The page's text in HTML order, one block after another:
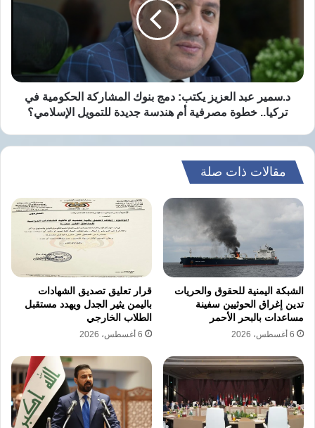
بنوك
المشاركة
الحكومية
في
تركيا..
خطوة
جديدة
للتمويل
الإسلامي؟
د.سمير عبد العزيز يكتب: دمج بنوك المشاركة الحكومية في
تركيا.. خطوة مصرفية أم هندسة جديدة للتمويل الإسلامي؟
مقالات ذات صلة
الشبكة اليمنية للحقوق والحريات
تدين إغراق الحوثيين سفينة
مساعدات بالبحر الأحمر
6 أغسطس، 2026
قرار تعليق تصديق الشهادات
باليمن يثير الجدل ويهدد مستقبل
الطلاب الخارجي
6 أغسطس، 2026